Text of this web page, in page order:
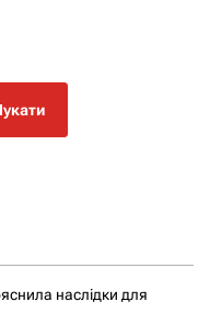
наслідки для